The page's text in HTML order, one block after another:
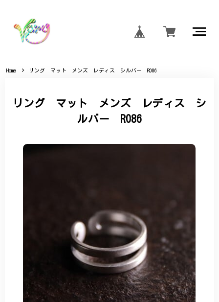
Home リング マット メンズ レディス シルバー R086
リング マット メンズ レディス シ
ルバー R086